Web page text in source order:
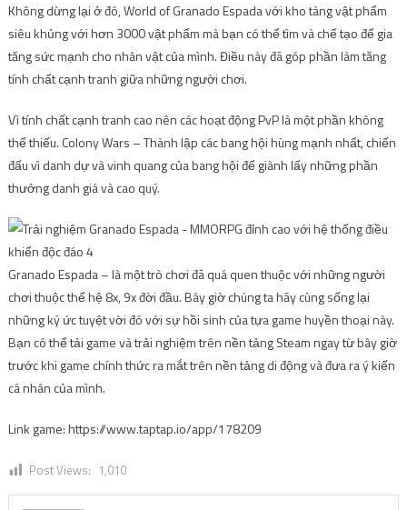
Không dừng lại ở đó, World of Granado Espada với kho tàng vật phẩm
siêu khủng với hơn 3000 vật phẩm mà bạn có thể tìm và chế tạo để gia
tăng sức mạnh cho nhân vật của mình. Điều này đã góp phần làm tăng
tính chất cạnh tranh giữa những người chơi.
Vì tính chất cạnh tranh cao nên các hoạt động PvP là một phần không
thể thiếu. Colony Wars – Thành lập các bang hội hùng mạnh nhất, chiến
đấu vì danh dự và vinh quang của bang hội để giành lấy những phần
thưởng danh giá và cao quý.
Granado Espada – là một trò chơi đã quá quen thuộc với những người
chơi thuộc thế hệ 8x, 9x đời đầu. Bây giờ chúng ta hãy cùng sống lại
những ký ức tuyệt vời đó với sự hồi sinh của tựa game huyền thoại này.
Bạn có thể tải game và trải nghiệm trên nền tảng Steam ngay từ bây giờ
trước khi game chính thức ra mắt trên nền tảng di động và đưa ra ý kiến ​​
cá nhân của mình.
Link game: https://www.taptap.io/app/178209
Post Views: 1,010